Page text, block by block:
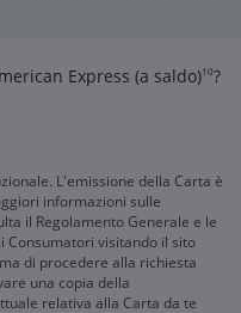
Express (a saldo)10?
L'emissione della Carta è
informazioni sulle
il Regolamento Generale e le
Consumatori visitando il sito
di procedere alla richiesta
una copia della
relativa alla Carta da te